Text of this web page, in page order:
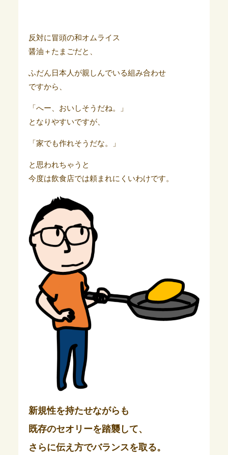
反対に冒頭の和オムライス
醤油＋たまごだと、
ふだん日本人が親しんでいる組み合わせ
ですから、
「へー、おいしそうだね。」
となりやすいですが、
「家でも作れそうだな。」
と思われちゃうと
今度は飲食店では頼まれにくいわけです。
新規性を持たせながらも
既存のセオリーを踏襲して、
さらに伝え方でバランスを取る。